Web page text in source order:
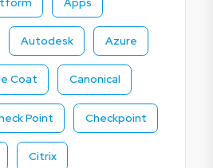
Autodesk Azure
Coat Canonical
Point Checkpoint
Citrix